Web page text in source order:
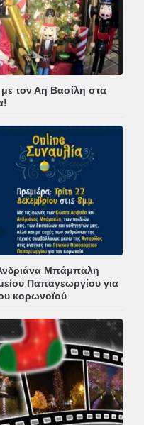
τον Αη Βασίλη στα
Μπάμπαλη
Παπαγεωργίου για
κορωνοϊού